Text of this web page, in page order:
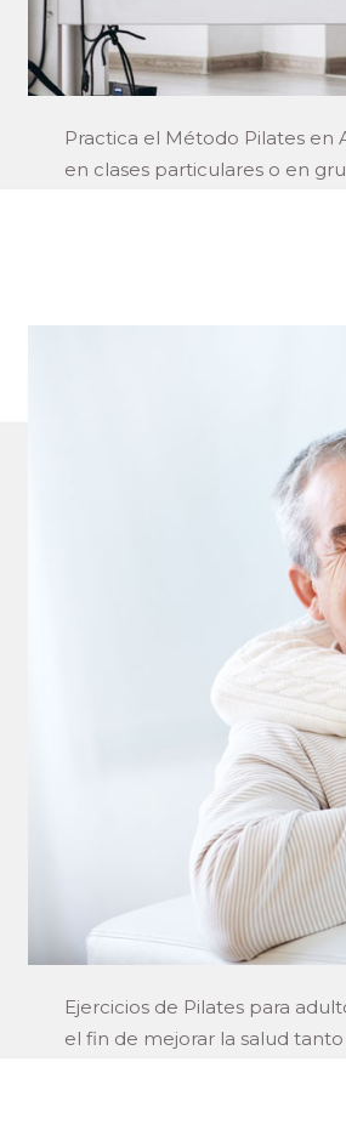
Practica el Método Pilates en
en clases particulares o en
Ejercicios de Pilates para
el fin de mejorar la salud